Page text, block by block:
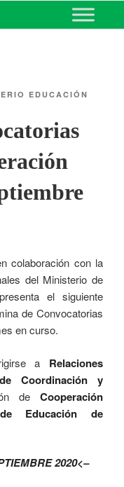
EDUCACIÓN
colaboración con la
del Ministerio de
el siguiente
de Convocatorias
en curso.
a Relaciones
Coordinación y
de Cooperación
Educación de
2020<–